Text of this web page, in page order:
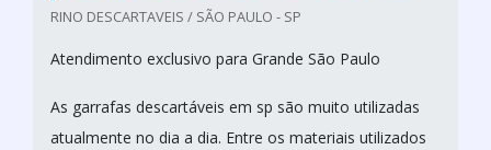
RINO DESCARTAVEIS / SÃO PAULO - SP
Atendimento exclusivo para Grande São Paulo
As garrafas descartáveis em sp são muito utilizadas
atualmente no dia a dia. Entre os materiais utilizados